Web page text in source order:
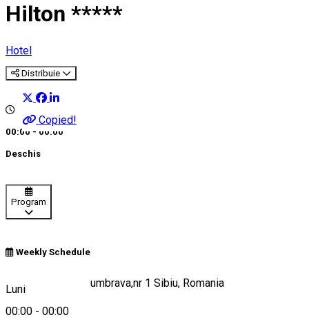
Hilton *****
Hotel
Distribuie
Copied!
00:00 - 00:00
Deschis
Program
Weekly Schedule
Luni
00:00 - 00:00
Strada Pădurea Dumbrava,nr 1 Sibiu, Romania